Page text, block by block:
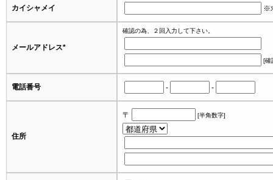
カイシャメイ ※
メールアドレス*
確認の為、２回入力して下さい。
[確
電話番号 - -
住所
〒 [半角数字]